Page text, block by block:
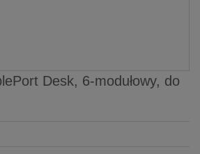
Desk, 6-modułowy, do